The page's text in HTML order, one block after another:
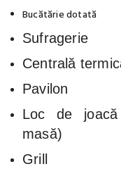
Bucătărie dotată
Sufragerie
Centrală
Pavilon
Loc de
masă)
Grill